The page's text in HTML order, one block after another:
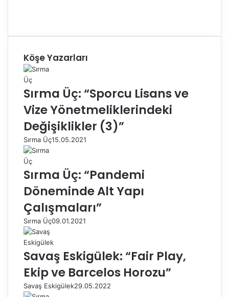
Köşe Yazarları
Sırma Üç: “Sporcu Lisans ve
Vize Yönetmeliklerindeki
Değişiklikler (3)”
Sırma Üç15.05.2021
Sırma Üç: “Pandemi
Döneminde Alt Yapı
Çalışmaları”
Sırma Üç09.01.2021
Savaş Eskigülek: “Fair Play,
Ekip ve Barcelos Horozu”
Savaş Eskigülek29.05.2022